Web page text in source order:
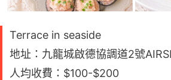
Terrace in seaside
地址：九龍城啟德協調道2號
人均收費：$100-$200